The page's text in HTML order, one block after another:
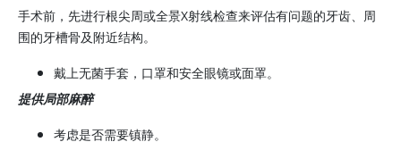
手术前，先进行根尖周或全景X射线检查来评估有问题的牙齿、周
围的牙槽骨及附近结构。
戴上无菌手套，口罩和安全眼镜或面罩。
提供局部麻醉
考虑是否需要镇静。